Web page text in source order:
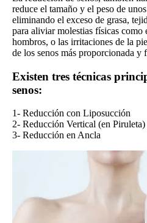
reduce el tamaño y el peso de
eliminando el exceso de grasa,
para aliviar molestias físicas
hombros, o las irritaciones de la
de los senos más proporcionada y
Existen tres técnicas
senos:
1- Reducción con Liposucción
2- Reducción Vertical (en Piruleta)
3- Reducción en Ancla